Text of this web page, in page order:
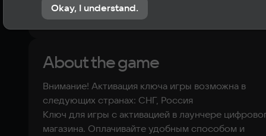
About the game
Внимание! Активация ключа игры возможна в
следующих странах: СНГ, Россия
Ключ для игры с активацией в лаунчере
магазина. Оплачивайте удобным способом и
Okay, I understand.